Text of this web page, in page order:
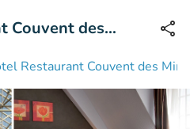
Bereikbaar tot 23:00 uur
Restaurant Couvent des
Couvent des